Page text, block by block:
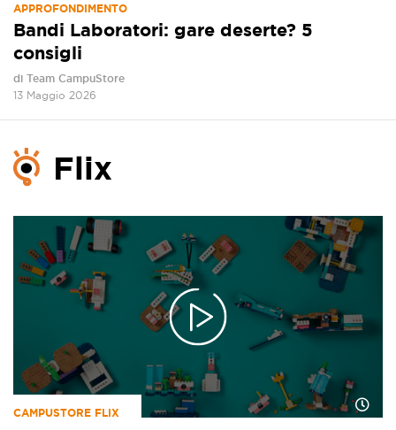
APPROFONDIMENTO
Bandi Laboratori: gare deserte? 5
consigli
di Team CampuStore
13 Maggio 2026
Flix
CAMPUSTORE FLIX